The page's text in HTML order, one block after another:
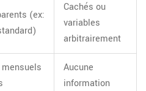
(ex:
Cachés ou
variables
arbitrairement
Aucune
information